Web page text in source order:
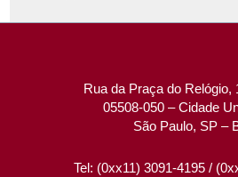
Rua da Praça do Relógio,
05508-050 – Cidade
São Paulo, SP –
Tel: (0xx11) 3091-4195 /